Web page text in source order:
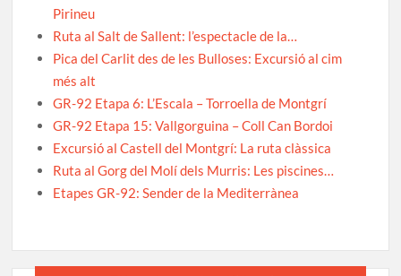
Pirineu
Ruta al Salt de Sallent: l’espectacle de la…
Pica del Carlit des de les Bulloses: Excursió al cim
més alt
GR-92 Etapa 6: L’Escala – Torroella de Montgrí
GR-92 Etapa 15: Vallgorguina – Coll Can Bordoi
Excursió al Castell del Montgrí: La ruta clàssica
Ruta al Gorg del Molí dels Murris: Les piscines…
Etapes GR-92: Sender de la Mediterrànea